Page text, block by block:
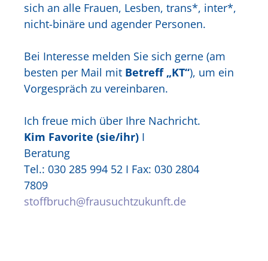
sich an alle Frauen, Lesben, trans*, inter*,
nicht-binäre und agender Personen.
Bei Interesse melden Sie sich gerne (am
besten per Mail mit Betreff „KT“), um ein
Vorgespräch zu vereinbaren.
Ich freue mich über Ihre Nachricht.
Kim Favorite (sie/ihr) I
Beratung
Tel.: 030 285 994 52 I Fax: 030 2804
7809
stoffbruch@frausuchtzukunft.de